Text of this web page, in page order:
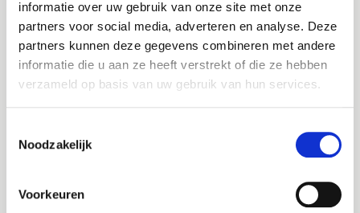
informatie over uw gebruik van onze site met onze
partners voor social media, adverteren en analyse. Deze
partners kunnen deze gegevens combineren met andere
informatie die u aan ze heeft verstrekt of die ze hebben
verzameld op basis van uw gebruik van hun services.
Noodzakelijk
Voorkeuren
Joinuz
Je werkt om te leven. Niet andersom. Daarom
verbinden wij professionals binnen de overheid,
zorg en woningcorporaties aan organisaties waar
In loondienst met een flexibel of vast contract? Of
Wij luisteren, adviseren, denken mee en zorgen dat
het klopt. Voor nu én later. Kies je voor detachering
Altijd als 1e op de hoogte van de
nieuwste vacatures als je een job
alert aanmaakt!
Postcode
Bel me terug